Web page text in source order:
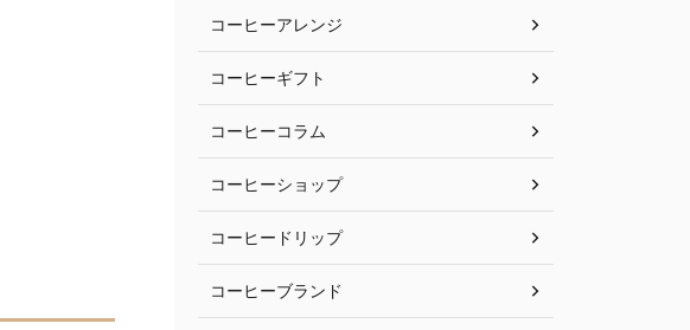
コーヒーアレンジ
コーヒーギフト
コーヒーコラム
コーヒーショップ
コーヒードリップ
コーヒーブランド